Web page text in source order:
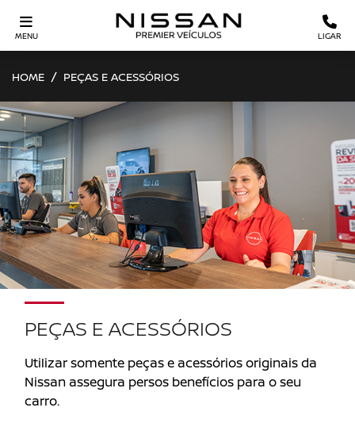
MENU LIGAR
HOME PEÇAS E ACESSÓRIOS
PEÇAS E ACESSÓRIOS
Utilizar somente peças e acessórios originais da
Nissan assegura persos benefícios para o seu
carro.